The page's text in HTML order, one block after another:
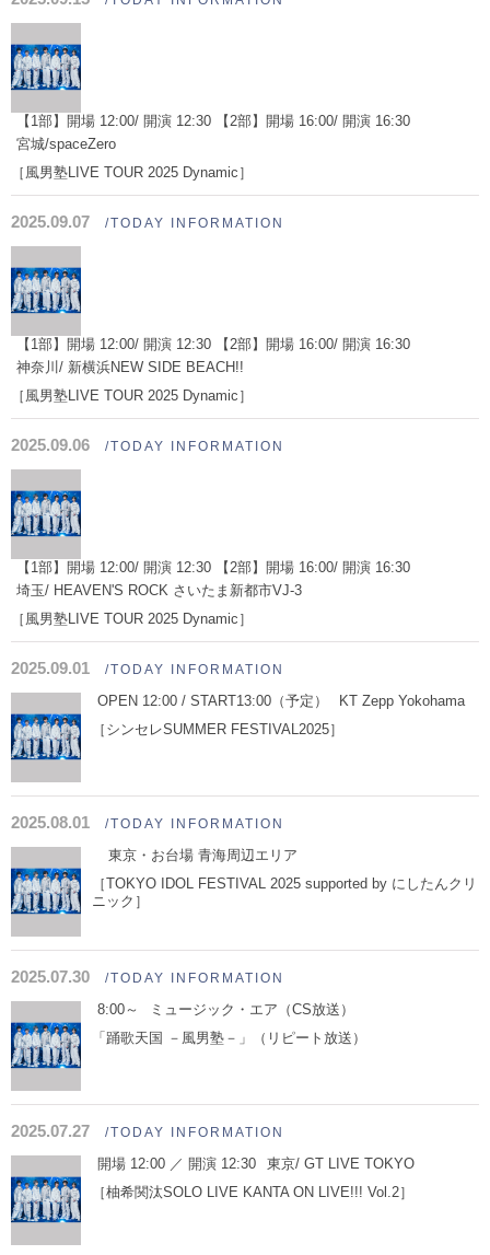
【1部】開場 12:00/ 開演 12:30 【2部】開場 16:00/ 開演 16:30
宮城/spaceZero
［風男塾LIVE TOUR 2025 Dynamic］
2025.09.07 /TODAY INFORMATION
【1部】開場 12:00/ 開演 12:30 【2部】開場 16:00/ 開演 16:30
神奈川/ 新横浜NEW SIDE BEACH!!
［風男塾LIVE TOUR 2025 Dynamic］
2025.09.06 /TODAY INFORMATION
【1部】開場 12:00/ 開演 12:30 【2部】開場 16:00/ 開演 16:30
埼玉/ HEAVEN'S ROCK さいたま新都市VJ-3
［風男塾LIVE TOUR 2025 Dynamic］
2025.09.01 /TODAY INFORMATION
OPEN 12:00 / START13:00（予定）
KT Zepp Yokohama
［シンセレSUMMER FESTIVAL2025］
2025.08.01 /TODAY INFORMATION
東京・お台場 青海周辺エリア
［TOKYO IDOL FESTIVAL 2025 supported by にしたんクリ
ニック］
2025.07.30 /TODAY INFORMATION
8:00～
ミュージック・エア（CS放送）
「踊歌天国 －風男塾－」（リピート放送）
2025.07.27 /TODAY INFORMATION
開場 12:00 ／ 開演 12:30
東京/ GT LIVE TOKYO
［柚希関汰SOLO LIVE KANTA ON LIVE!!! Vol.2］